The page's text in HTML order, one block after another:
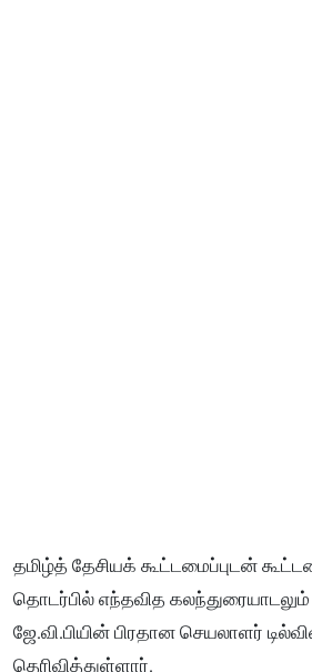
தமிழ்த் தேசியக் கூட்டமைப்புடன்
தொடர்பில் எந்தவித
ஜே.வி.பியின் பிரதான செயலாளர்
தெரிவித்துள்ளார்.